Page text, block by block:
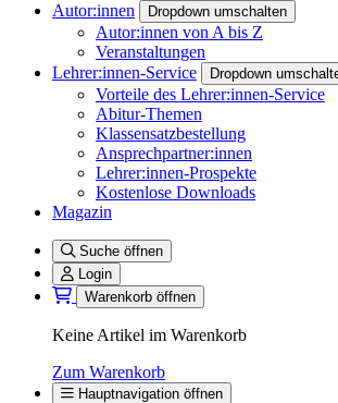
Autor:innen
Dropdown umschalten
Autor:innen von A bis Z
Veranstaltungen
Lehrer:innen-Service
Dropdown
Vorteile des Lehrer:innen-Service
Abitur-Themen
Klassensatzbestellung
Ansprechpartner:innen
Lehrer:innen-Prospekte
Kostenlose Downloads
Magazin
Suche öffnen
Login
Warenkorb öffnen
Keine Artikel im Warenkorb
Zum Warenkorb
Hauptnavigation öffnen